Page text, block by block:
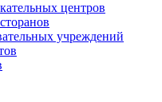
центров
учреждений